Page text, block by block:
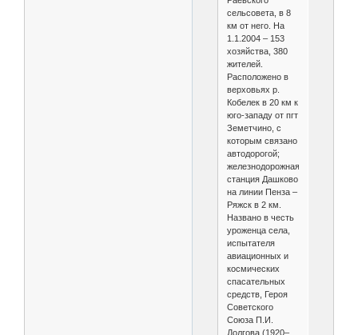
сельсовета, в 8
км от него. На
1.1.2004 – 153
хозяйства, 380
жителей.
Расположено в
верховьях р.
Кобелек в 20 км к
юго-западу от пгт
Земетчино, с
которым связано
автодорогой;
железнодорожная
станция Дашково
на линии Пенза –
Ряжск в 2 км.
Названо в честь
уроженца села,
испытателя
авиационных и
космических
спасательных
средств, Героя
Советского
Союза П.И.
Долгова (1920–